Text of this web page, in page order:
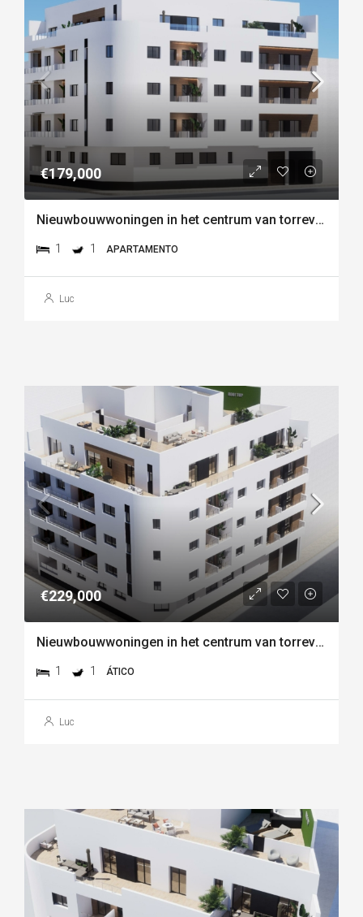
€179,000
Nieuwbouwwoningen in het centrum van torrevieja, vlakbij playa del cura
1 1 APARTAMENTO
Luc
€229,000
Nieuwbouwwoningen in het centrum van torrevieja, vlakbij playa del cura
1 1 ÁTICO
Luc